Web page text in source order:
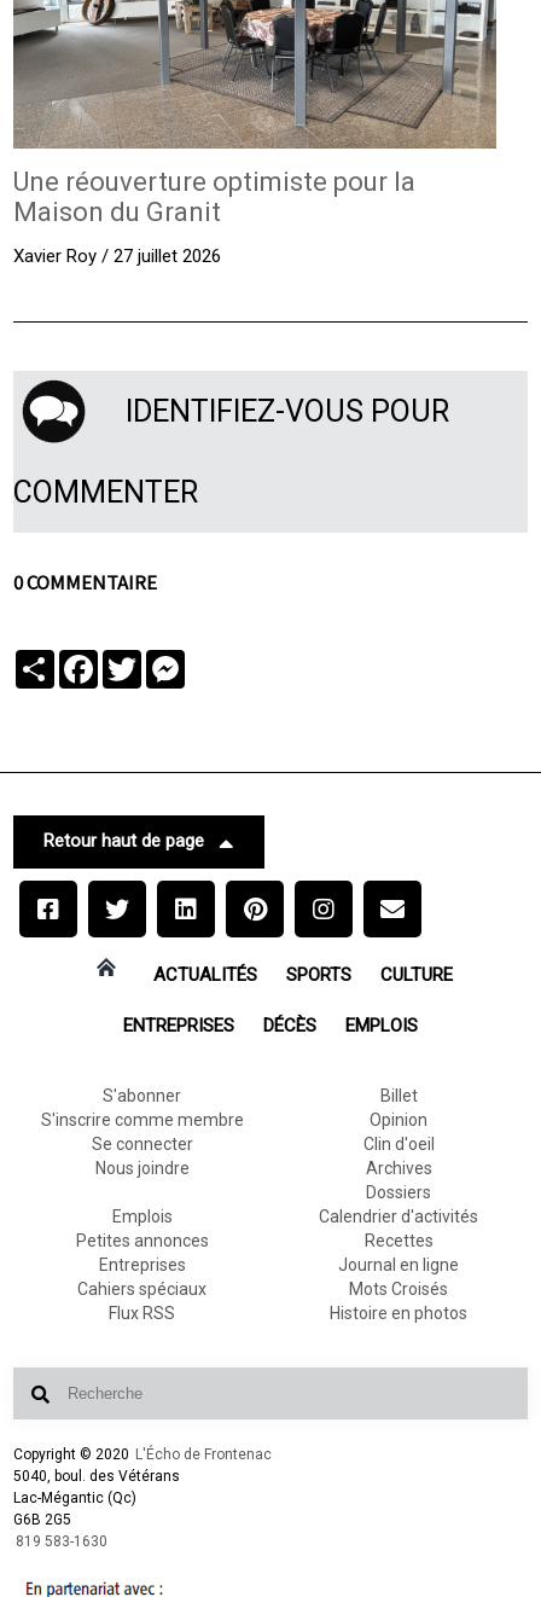
Une réouverture optimiste pour la
Maison du Granit
Xavier Roy / 27 juillet 2026
IDENTIFIEZ-VOUS POUR
COMMENTER
0 COMMENTAIRE
PartagerFacebook
Twitter
Retour haut de page
ACTUALITÉS SPORTS CULTURE
ENTREPRISES DÉCÈS EMPLOIS
S'abonner
S'inscrire comme membre
Se connecter
Nous joindre
Billet
Opinion
Clin d'oeil
Archives
Dossiers
Emplois
Petites annonces
Entreprises
Cahiers spéciaux
Flux RSS
Calendrier d'activités
Recettes
Journal en ligne
Mots Croisés
Histoire en photos
Copyright © 2020 L'Écho de Frontenac
5040, boul. des Vétérans
Lac-Mégantic (Qc)
G6B 2G5
819 583-1630